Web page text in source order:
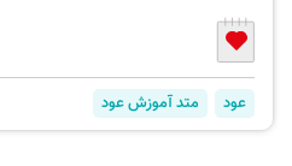
عود متد آموزش عود